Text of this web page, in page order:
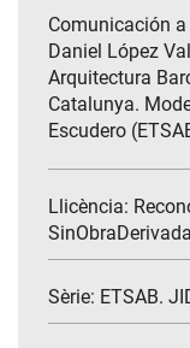
Comunicación a
Daniel López
Arquitectura
Catalunya.
Escudero
Llicència:
Sèrie: ETSAB.